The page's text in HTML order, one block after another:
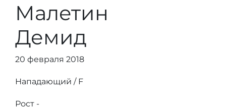
Малетин
Демид
20 февраля 2018
Нападающий / F
Рост -